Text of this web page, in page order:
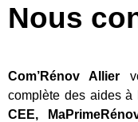
Nous
Com’Rénov Allier
complète des aides à
CEE,